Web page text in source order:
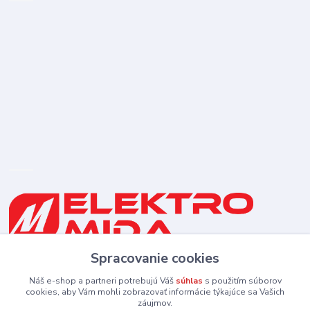
(Po-Pia 8-16:30 hod., So 8:30-11:30)
Spracovanie cookies
Náš e-shop a partneri potrebujú Váš súhlas s použitím súborov
cookies, aby Vám mohli zobrazovať informácie týkajúce sa Vašich
záujmov.